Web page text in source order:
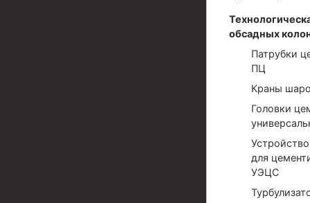
обсадных
Патрубки
ПЦ
Краны
Головки
для
УЭЦС